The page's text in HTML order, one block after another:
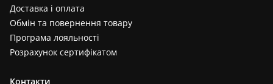
Доставка і оплата
Обмін та повернення товару
Програма лояльності
Розрахунок сертифікатом
Контакти